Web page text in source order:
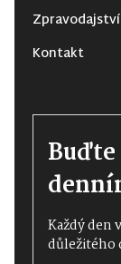
Kontakt
Buďte
Každý den
důležitého